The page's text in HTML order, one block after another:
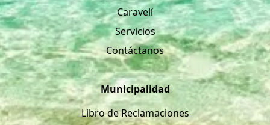
Caravelí
Servicios
Contáctanos
Municipalidad
Libro de Reclamaciones